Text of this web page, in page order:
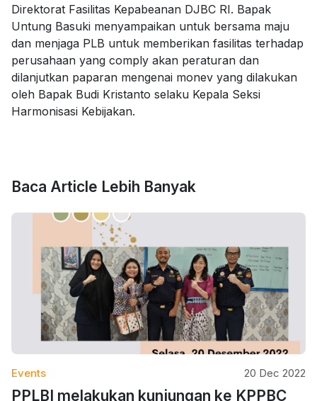
Direktorat Fasilitas Kepabeanan DJBC RI. Bapak
Untung Basuki menyampaikan untuk bersama maju
dan menjaga PLB untuk memberikan fasilitas terhadap
perusahaan yang comply akan peraturan dan
dilanjutkan paparan mengenai monev yang dilakukan
oleh Bapak Budi Kristanto selaku Kepala Seksi
Harmonisasi Kebijakan.
Baca Article Lebih Banyak
Events 20 Dec 2022
PPLBI melakukan kunjungan ke KPPBC